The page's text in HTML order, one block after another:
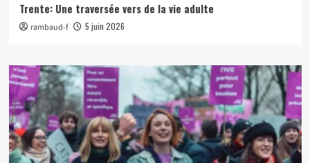
Trente: Une traversée vers de la vie adulte
rambaud-f 5 juin 2026